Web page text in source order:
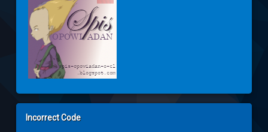
Incorrect Code